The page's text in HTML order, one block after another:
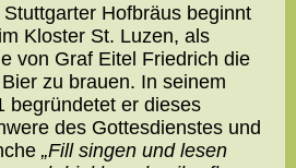
Hofbräus beginnt
Kloster St. Luzen, als
von Graf Eitel Friedrich die
zu brauen. In seinem
begründetet er dieses
des Gottesdienstes und
„Fill singen und lesen